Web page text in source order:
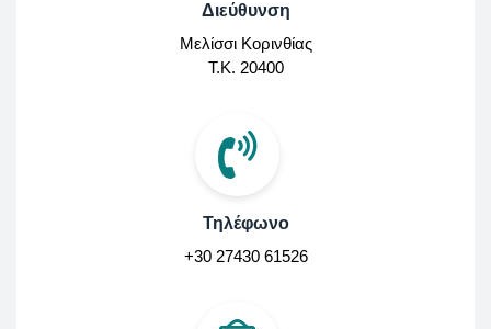
Διεύθυνση
Μελίσσι Κορινθίας
Τ.Κ. 20400
Τηλέφωνο
+30 27430 61526